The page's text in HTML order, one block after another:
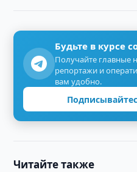
Будьте в курсе
Получайте главные
репортажи и
вам удобно.
Читайте также